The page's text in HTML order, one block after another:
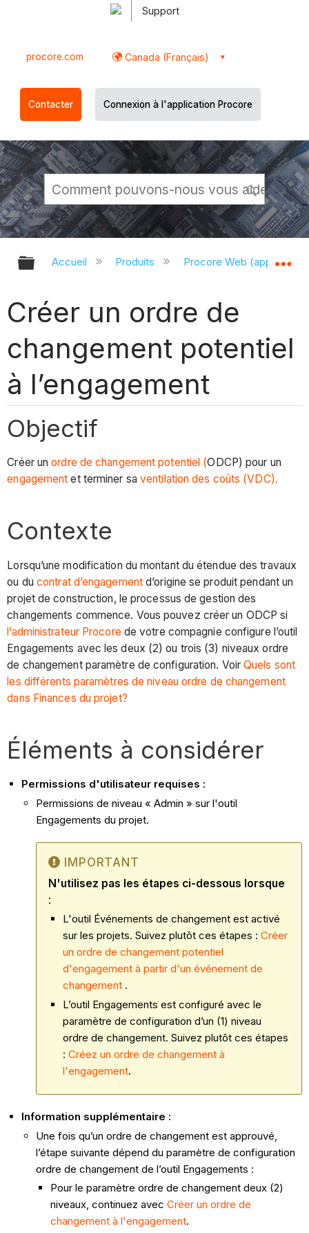
Support
procore.com Canada (Français)
Contacter Connexion à l'application Procore
Développer/réduire la hiérarchie
Accueil Produits Procore Web
Créer un ordre de
changement potentiel
à l’engagement
Objectif
Créer unordre de changement potentiel (ODCP) pour un
engagement et terminer sa ventilation des coûts (VDC).
Contexte
Lorsqu’une modification du montant du étendue des travaux
ou du contrat d’engagement d’origine se produit pendant un
projet de construction, le processus de gestion des
changements commence. Vous pouvez créer un ODCP si
l’administrateur Procore de votre compagnie configure l’outil
Engagements avec les deux (2) ou trois (3) niveaux ordre
de changement paramètre de configuration. VoirQuels sont
les différents paramètres de niveau ordre de changement
dans Finances du projet?
Éléments à considérer
Permissions d'utilisateur requises :
Permissions de niveau « Admin » sur l'outil
Engagements du projet.
IMPORTANT
N'utilisez pas les étapes ci-dessous lorsque
:
L'outil Événements de changement est activé
sur les projets. Suivez plutôt ces étapes :Créer
un ordre de changement potentiel
d'engagement à partir d'un événement de
changement .
L’outil Engagements est configuré avec le
paramètre de configuration d’un (1) niveau
ordre de changement. Suivez plutôt ces étapes
:Créez un ordre de changement à
l'engagement.
Information supplémentaire :
Une fois qu’un ordre de changement est approuvé,
l’étape suivante dépend du paramètre de configuration
ordre de changement de l’outil Engagements :
Pour le paramètre ordre de changement deux (2)
niveaux, continuez avecCréer un ordre de
changement à l'engagement.